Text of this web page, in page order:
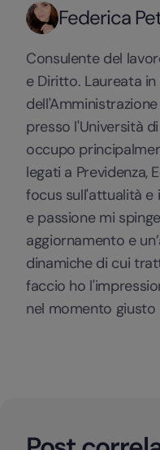
Federica
Consulente del
e Diritto. Laureata in
presso l'Università
occupo
legati a Previdenza,
focus sull'attualità e
e passione mi
aggiornamento e
dinamiche di cui
faccio ho
nel momento giusto